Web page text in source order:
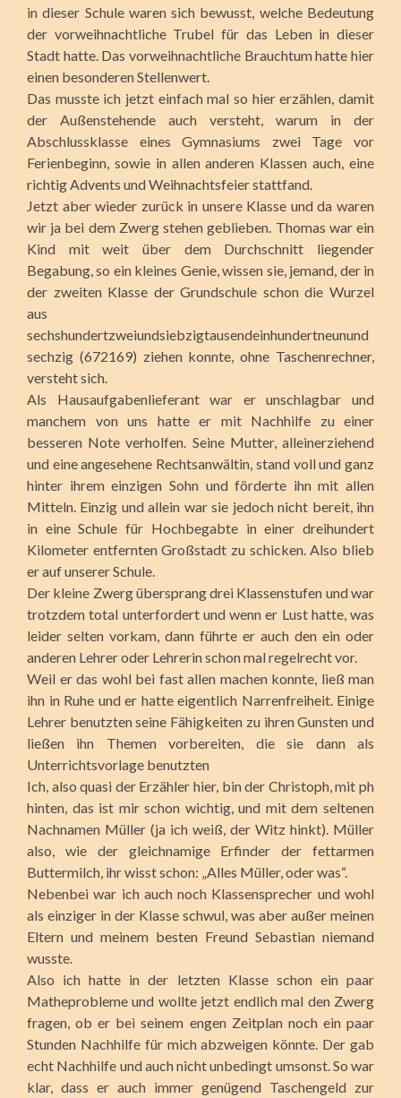
in dieser Schule waren sich bewusst, welche Bedeutung
der vorweihnachtliche Trubel für das Leben in dieser
Stadt hatte. Das vorweihnachtliche Brauchtum hatte hier
einen besonderen Stellenwert.
Das musste ich jetzt einfach mal so hier erzählen, damit
der Außenstehende auch versteht, warum in der
Abschlussklasse eines Gymnasiums zwei Tage vor
Ferienbeginn, sowie in allen anderen Klassen auch, eine
richtig Advents und Weihnachtsfeier stattfand.
Jetzt aber wieder zurück in unsere Klasse und da waren
wir ja bei dem Zwerg stehen geblieben. Thomas war ein
Kind mit weit über dem Durchschnitt liegender
Begabung, so ein kleines Genie, wissen sie, jemand, der in
der zweiten Klasse der Grundschule schon die Wurzel
aus
sechshundertzweiundsiebzigtausendeinhundertneunund
sechzig (672169) ziehen konnte, ohne Taschenrechner,
versteht sich.
Als Hausaufgabenlieferant war er unschlagbar und
manchem von uns hatte er mit Nachhilfe zu einer
besseren Note verholfen. Seine Mutter, alleinerziehend
und eine angesehene Rechtsanwältin, stand voll und ganz
hinter ihrem einzigen Sohn und förderte ihn mit allen
Mitteln. Einzig und allein war sie jedoch nicht bereit, ihn
in eine Schule für Hochbegabte in einer dreihundert
Kilometer entfernten Großstadt zu schicken. Also blieb
er auf unserer Schule.
Der kleine Zwerg übersprang drei Klassenstufen und war
trotzdem total unterfordert und wenn er Lust hatte, was
leider selten vorkam, dann führte er auch den ein oder
anderen Lehrer oder Lehrerin schon mal regelrecht vor.
Weil er das wohl bei fast allen machen konnte, ließ man
ihn in Ruhe und er hatte eigentlich Narrenfreiheit. Einige
Lehrer benutzten seine Fähigkeiten zu ihren Gunsten und
ließen ihn Themen vorbereiten, die sie dann als
Unterrichtsvorlage benutzten
Ich, also quasi der Erzähler hier, bin der Christoph, mit ph
hinten, das ist mir schon wichtig, und mit dem seltenen
Nachnamen Müller (ja ich weiß, der Witz hinkt). Müller
also, wie der gleichnamige Erfinder der fettarmen
Buttermilch, ihr wisst schon: „Alles Müller, oder was“.
Nebenbei war ich auch noch Klassensprecher und wohl
als einziger in der Klasse schwul, was aber außer meinen
Eltern und meinem besten Freund Sebastian niemand
wusste.
Also ich hatte in der letzten Klasse schon ein paar
Matheprobleme und wollte jetzt endlich mal den Zwerg
fragen, ob er bei seinem engen Zeitplan noch ein paar
Stunden Nachhilfe für mich abzweigen könnte. Der gab
echt Nachhilfe und auch nicht unbedingt umsonst. So war
klar, dass er auch immer genügend Taschengeld zur